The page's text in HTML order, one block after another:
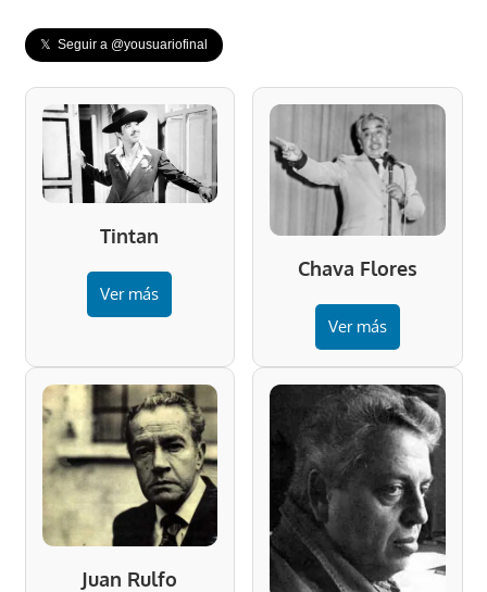
𝕏 Seguir a @yousuariofinal
Tintan
Ver más
Chava Flores
Ver más
Juan Rulfo